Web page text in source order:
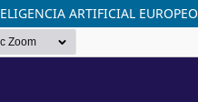
ARTIFICIAL EUROPEO